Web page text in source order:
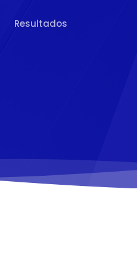
Resultados